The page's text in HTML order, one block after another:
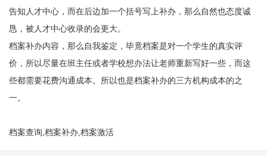
告知人才中心，而在后边加一个括号写上补办，那么自然也态度诚
恳，被人才中心收录的会更大。
档案补办内容，那么自我鉴定，毕竟档案是对一个学生的真实评
价，所以尽量在班主任或者学校想办法让老师重新写好一些，而这
些都需要花费沟通成本。所以也是档案补办的三方机构成本的之
一。
档案查询,档案补办,档案激活